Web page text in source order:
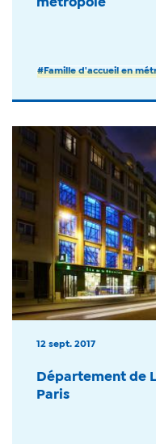
métropole
#Famille d'accueil en
12 sept. 2017
Département de
Paris